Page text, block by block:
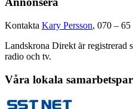
Kontakta Kary Persson, 070 –
Landskrona Direkt är registrerad
radio och tv.
Våra lokala